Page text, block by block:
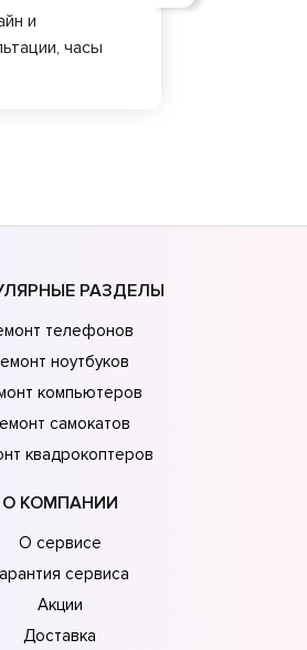
и
часы
РАЗДЕЛЫ
телефонов
ноутбуков
компьютеров
самокатов
квадрокоптеров
О КОМПАНИИ
О сервисе
сервиса
Акции
Доставка